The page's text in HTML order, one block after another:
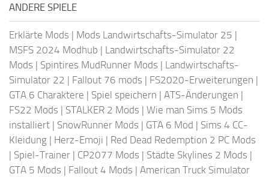
ANDERE SPIELE
Erklärte Mods | Mods Landwirtschafts-Simulator 25 |
MSFS 2024 Modhub | Landwirtschafts-Simulator 22
Mods | Spintires MudRunner Mods | Landwirtschafts-
Simulator 22 | Fallout 76 mods | FS2020-Erweiterungen |
GTA 6 Charaktere | Spiel speichern | ATS-Änderungen |
FS22 Mods | STALKER 2 Mods | Wie man Sims 5 Mods
installiert | SnowRunner Mods | GTA 6 Mod | Sims 4 CC-
Kleidung | Herz-Emoji | Red Dead Redemption 2 PC Mods
| Spiel-Trainer | CP2077 Mods | Städte Skylines 2 Mods |
GTA 5 Mods | Fallout 4 Mods | American Truck Simulator